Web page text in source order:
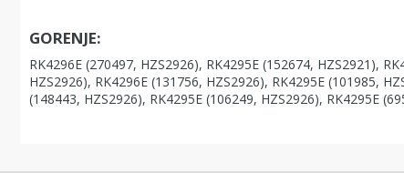
GORENJE:
RK4296E (270497, HZS2926), RK4295E (152674, HZS2921),
HZS2926), RK4296E (131756, HZS2926), RK4295E (101985,
(148443, HZS2926), RK4295E (106249, HZS2926), RK4295E